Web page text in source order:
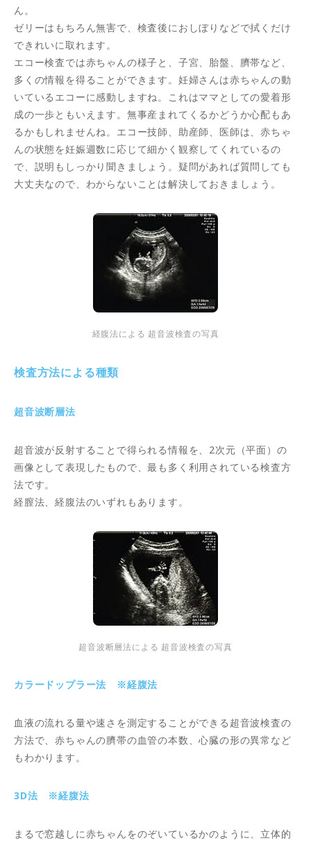
ん。
ゼリーはもちろん無害で、検査後におしぼりなどで拭くだけ
できれいに取れます。
エコー検査では赤ちゃんの様子と、子宮、胎盤、臍帯など、
多くの情報を得ることができます。妊婦さんは赤ちゃんの動
いているエコーに感動しますね。これはママとしての愛着形
成の一歩ともいえます。無事産まれてくるかどうか心配もあ
るかもしれませんね。エコー技師、助産師、医師は、赤ちゃ
んの状態を妊娠週数に応じて細かく観察してくれているの
で、説明もしっかり聞きましょう。疑問があれば質問しても
大丈夫なので、わからないことは解決しておきましょう。
経腹法による 超音波検査の写真
検査方法による種類
超音波断層法
超音波が反射することで得られる情報を、2次元（平面）の
画像として表現したもので、最も多く利用されている検査方
法です。
経膣法、経腹法のいずれもあります。
超音波断層法による 超音波検査の写真
カラードップラー法 ※経腹法
血液の流れる量や速さを測定することができる超音波検査の
方法で、赤ちゃんの臍帯の血管の本数、心臓の形の異常など
もわかります。
3D法 ※経腹法
まるで窓越しに赤ちゃんをのぞいているかのように、立体的